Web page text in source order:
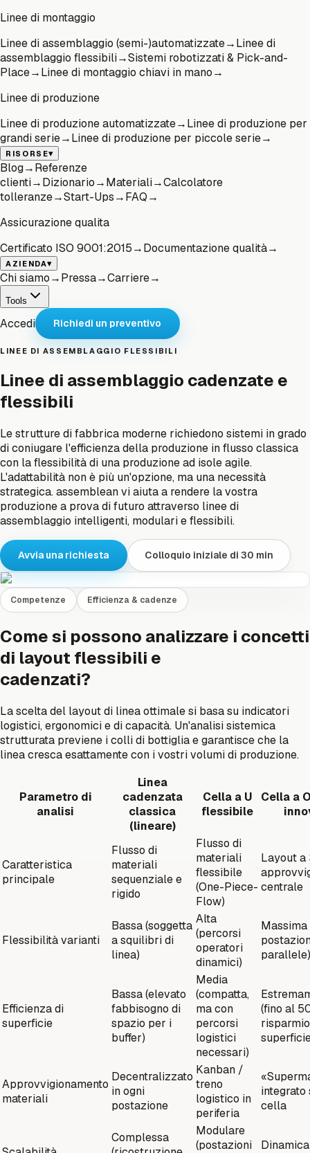
Linee di montaggio
Linee di assemblaggio (semi-)automatizzate→Linee di
assemblaggio flessibili→Sistemi robotizzati & Pick-and-
Place→Linee di montaggio chiavi in mano→
Linee di produzione
Linee di produzione automatizzate→Linee di produzione per
grandi serie→Linee di produzione per piccole serie→
RISORSE▾
Blog→Referenze
clienti→Dizionario→Materiali→Calcolatore
tolleranze→Start-Ups→FAQ→
Assicurazione qualita
Certificato ISO 9001:2015→Documentazione qualità→
AZIENDA▾
Chi siamo→Pressa→Carriere→
Tools
Accedi Richiedi un preventivo
LINEE DI ASSEMBLAGGIO FLESSIBILI
Linee di assemblaggio cadenzate e
flessibili
Le strutture di fabbrica moderne richiedono sistemi in grado
di coniugare l'efficienza della produzione in flusso classica
con la flessibilità di una produzione ad isole agile.
L'adattabilità non è più un'opzione, ma una necessità
strategica. assemblean vi aiuta a rendere la vostra
produzione a prova di futuro attraverso linee di
assemblaggio intelligenti, modulari e flessibili.
Avvia una richiesta Colloquio iniziale di 30 min
Competenze Efficienza & cadenze
Come si possono analizzare i concetti
di layout flessibili e
cadenzati?
La scelta del layout di linea ottimale si basa su indicatori
logistici, ergonomici e di capacità. Un'analisi sistemica
strutturata previene i colli di bottiglia e garantisce che la
linea cresca esattamente con i vostri volumi di produzione.
Parametro di
analisi
Linea
cadenzata
classica
(lineare)
Cella a U
flessibile
Cella a
Caratteristica
principale
Flusso di
materiali
sequenziale e
rigido
Flusso di
materiali
flessibile
(One-Piece-
Flow)
Layout a
centrale
Flessibilità varianti
Bassa (soggetta
a squilibri di
linea)
Alta
(percorsi
operatori
dinamici)
parallele)
Efficienza di
superficie
Bassa (elevato
fabbisogno di
spazio per i
buffer)
Media
(compatta,
ma con
percorsi
logistici
necessari)
(fino al
Approvvigionamento
materiali
Decentralizzato
in ogni
postazione
Kanban /
treno
logistico in
periferia
integrato
cella
Complessa
Modulare
(postazioni